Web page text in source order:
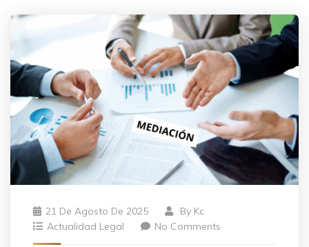
21 De Agosto De 2025 By Kc
Actualidad Legal
No Comments